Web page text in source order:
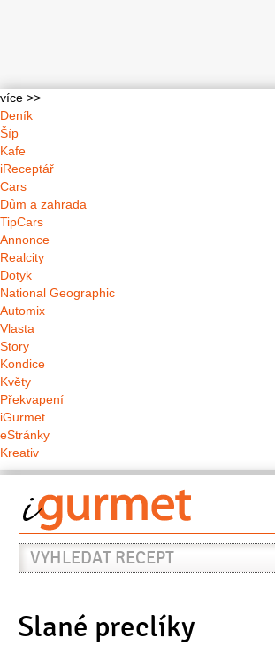
více >>
Deník
Šíp
Kafe
iReceptář
Cars
Dům a zahrada
TipCars
Annonce
Realcity
Dotyk
National Geographic
Automix
Vlasta
Story
Kondice
Květy
Překvapení
iGurmet
eStránky
Kreativ
Vyhledat
recept
Slané preclíky